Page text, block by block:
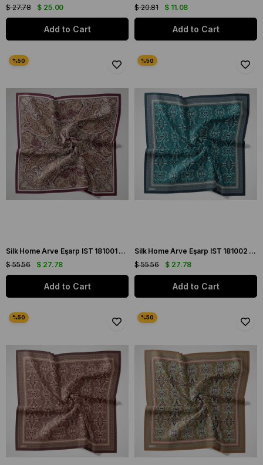
$ 25.00
$ 27.78
Add to Cart
$ 11.08
$ 20.81
Add to Cart
Silk Home Arve Eşarp IST 181001 - 01 Mürdüm - Bej Etnik Desen
$ 27.78
$ 55.56
Add to Cart
Silk Home Arve Eşarp IST 181002 - 05 Zümrüt Yeşili Etnik Desen
$ 27.78
$ 55.56
Add to Cart